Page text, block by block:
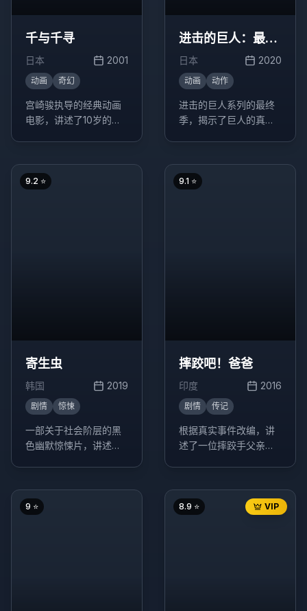
千与千寻
日本 2001
动画 奇幻
宫崎骏执导的经典动画
电影，讲述了10岁的少
妈，经历了很多磨难的
故事。
进击的巨人：最终
季
日本 2020
动画 动作
进击的巨人系列的最终
季，揭示了巨人的真相
9.2 ⭐
寄生虫
韩国 2019
剧情 惊悚
一部关于社会阶层的黑
色幽默惊悚片，讲述了
作，最终引发一系列意
想不到的事件。
9.1 ⭐
摔跤吧！爸爸
印度 2016
剧情 传记
根据真实事件改编，讲
述了一位摔跤手父亲培
9 ⭐ VIP
8.9 ⭐